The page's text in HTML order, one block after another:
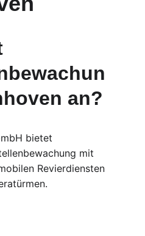
an?
bietet
mit
Revierdiensten